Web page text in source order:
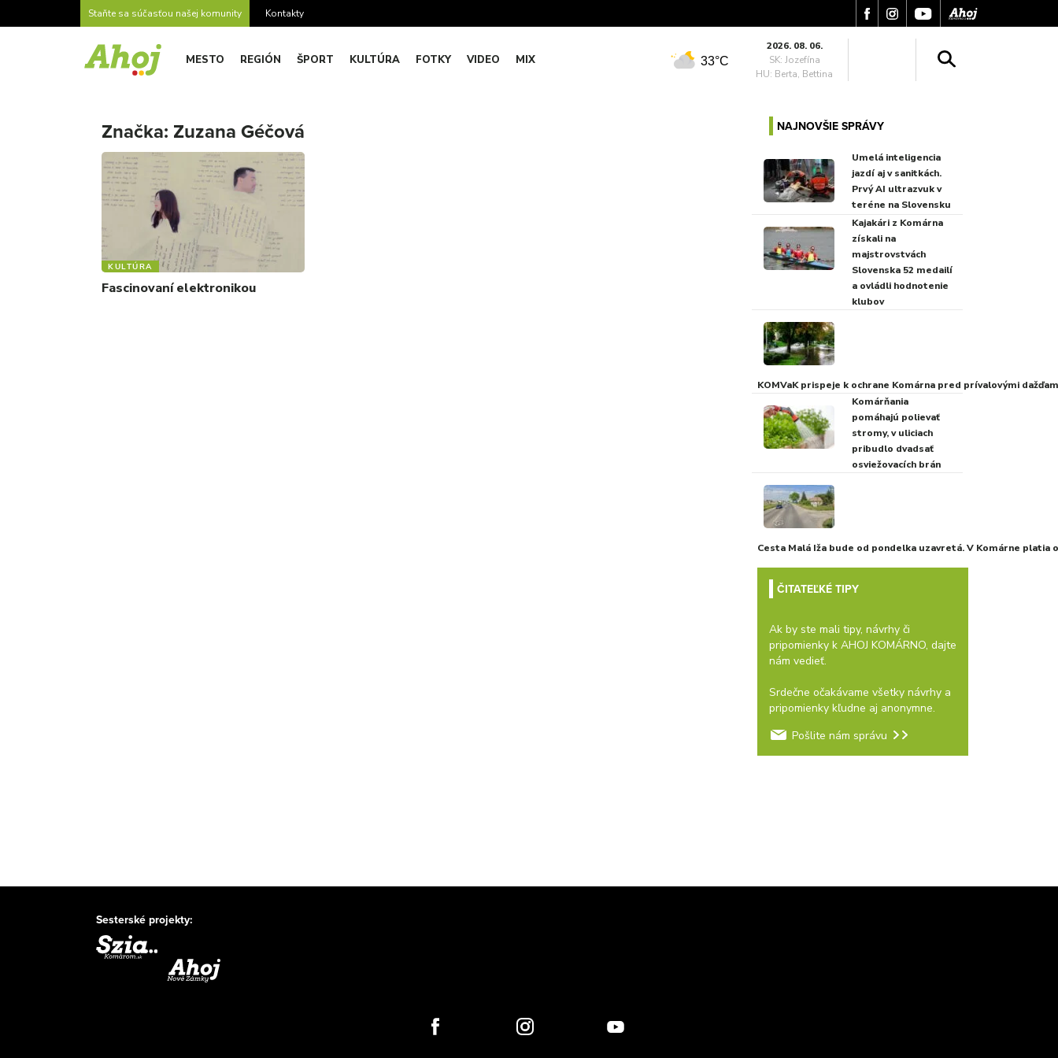
Staňte sa súčasťou našej komunity Kontakty
MESTO REGIÓN ŠPORT KULTÚRA FOTKY VIDEO MIX 33°C
2026. 08. 06.
SK: Jozefína
HU: Berta, Bettina
Značka: Zuzana Géčová
KULTÚRA
Fascinovaní elektronikou
NAJNOVŠIE SPRÁVY
Umelá inteligencia
jazdí aj v sanitkách.
Prvý AI ultrazvuk v
teréne na Slovensku
Kajakári z Komárna
získali na
majstrovstvách
Slovenska 52 medailí
a ovládli hodnotenie
klubov
KOMVaK prispeje k ochrane Komárna pred prívalovými
Komárňania
pomáhajú polievať
stromy, v uliciach
pribudlo dvadsať
osviežovacích brán
Cesta Malá Iža bude od pondelka uzavretá. V Komárne platia
ČITATEĽKÉ TIPY
Ak by ste mali tipy, návrhy či
pripomienky k AHOJ KOMÁRNO, dajte
nám vedieť.
Srdečne očakávame všetky návrhy a
pripomienky kľudne aj anonymne.
Pošlite nám správu
Sesterské projekty: